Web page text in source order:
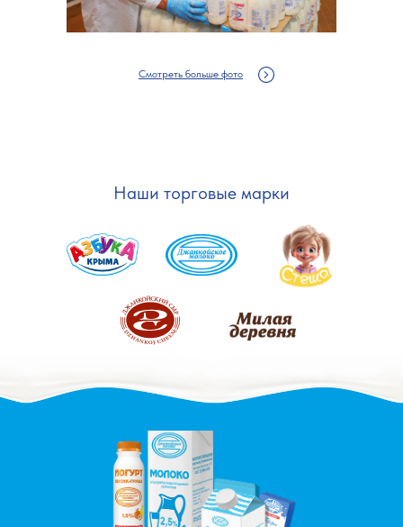
Смотреть больше фото
Наши торговые марки